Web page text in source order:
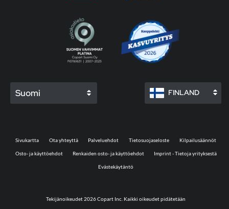
Suomi FINLAND
Tekijänoikeudet 2026 Copart Inc. Kaikki oikeudet pidätetään
Sivukartta Ota yhteyttä Palveluehdot Tietosuojaseloste Kilpailusäännöt
Osto- ja käyttöehdot Renkaiden osto- ja käyttöehdot Imprint - Tietoja yrityksestä
Evästekäytäntö